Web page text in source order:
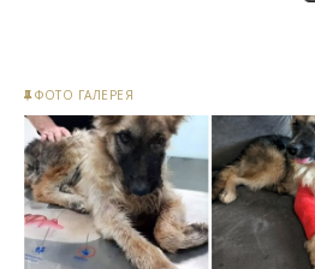
ФОТО ГАЛЕРЕЯ